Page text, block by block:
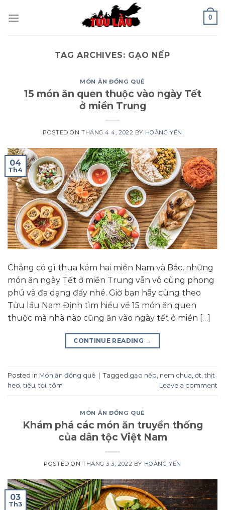
0
TAG ARCHIVES: GẠO NẾP
MÓN ĂN ĐỒNG QUÊ
15 món ăn quen thuộc vào ngày Tết
ở miền Trung
POSTED ON THÁNG 4 4, 2022 BY HOÀNG YẾN
04
Th4
Chẳng có gì thua kém hai miền Nam và Bắc, những
món ăn ngày Tết ở miền Trung vẫn vô cùng phong
phú và đa dạng đấy nhé. Giờ bạn hãy cùng theo
Tửu lầu Nam Định tìm hiểu về 15 món ăn quen
thuộc mà nhà nào cũng ăn vào ngày tết ở miền […]
CONTINUE READING →
Posted in Món ăn đồng quê Tagged gạo nếp nem chua ớt ,thịt
heo ,tiêu ,tỏi ,tôm Leave a comment
MÓN ĂN ĐỒNG QUÊ
Khám phá các món ăn truyền thống
của dân tộc Việt Nam
POSTED ON THÁNG 3 3, 2022 BY HOÀNG YẾN
03
Th3